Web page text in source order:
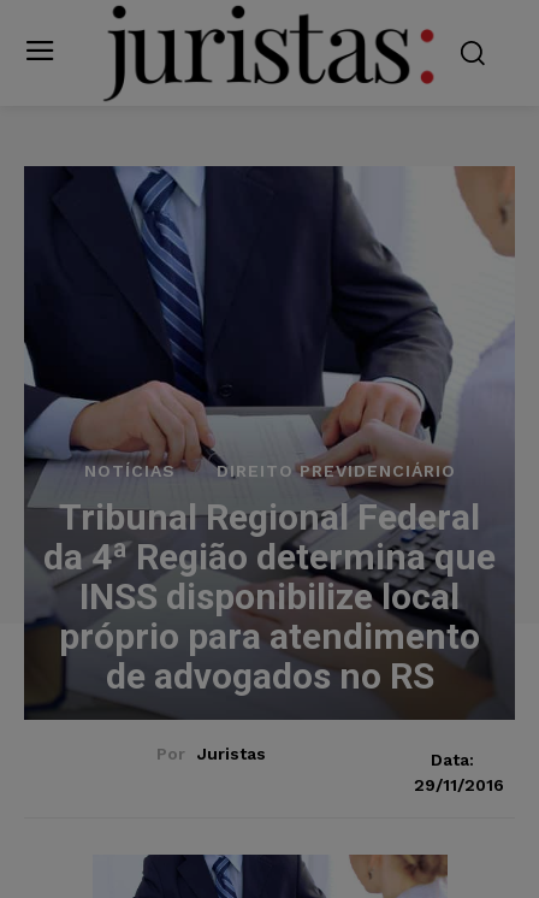
NOTÍCIAS DIREITO PREVIDENCIÁRIO
Tribunal Regional Federal
da 4ª Região determina que
INSS disponibilize local
próprio para atendimento
de advogados no RS
Por Juristas
Data:
29/11/2016